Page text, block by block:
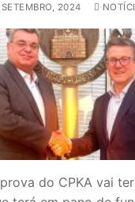
2024
do CPKA vai